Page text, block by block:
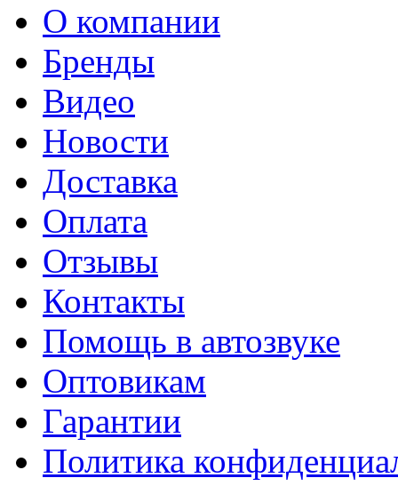
О компании
Бренды
Видео
Новости
Доставка
Оплата
Отзывы
Контакты
Помощь в автозвуке
Оптовикам
Гарантии
Политика